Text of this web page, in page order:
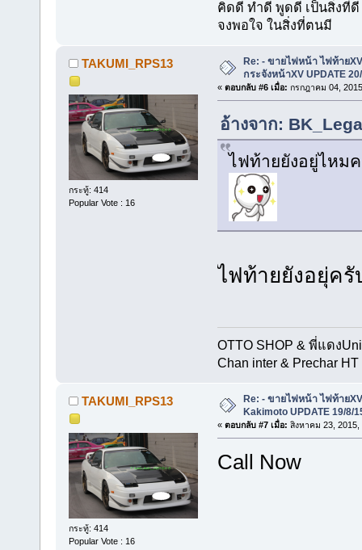
คิดดี ทำดี พูดดี เป็นสิ่งที่ดี
จงพอใจ ในสิ่งที่ตนมี
TAKUMI_RPS13
กระทู้: 414
Popular Vote : 16
Re: - ขายไฟหน้า ไฟท้าย
กระจังหน้าXV UPDATE
« ตอบกลับ #6 เมื่อ: กรกฎาคม 04,
อ้างจาก:
ไฟท้ายยังอยู่ไหม
ไฟท้ายยังอยุ่ค
OTTO SHOP & พี่แดง
Chan inter & Prechar
TAKUMI_RPS13
กระทู้: 414
Popular Vote : 16
Re: - ขายไฟหน้า ไฟท้าย
Kakimoto UPDATE 19/8/
« ตอบกลับ #7 เมื่อ: สิงหาคม 23, 2015,
Call Now